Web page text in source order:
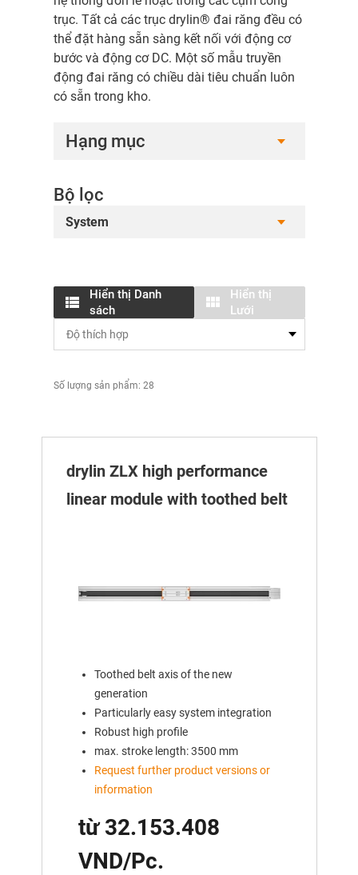
trục. Tất cả các trục drylin® đai răng đều có
thể đặt hàng sẵn sàng kết nối với động cơ
bước và động cơ DC. Một số mẫu truyền
động đai răng có chiều dài tiêu chuẩn luôn
có sẵn trong kho.
Hạng mục
Bộ lọc
System
Hiển thị Danh
sách
Hiển thị
Lưới
Số lượng sản phẩm: 28
drylin ZLX high performance
linear module with toothed belt
Toothed belt axis of the new
generation
Particularly easy system integration
Robust high profile
max. stroke length: 3500 mm
Request further product versions or
information
từ 32.153.408
VND/Pc.